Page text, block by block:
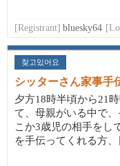
[Registrant] bluesky64
찾고있어요
シッターさん家事手
夕方18時半頃から21
て、母親がいる中で
こか3歳児の相手をし
を手伝ってくれる方